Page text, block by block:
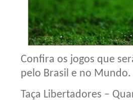
Confira os jogos que
pelo Brasil e no Mundo.
Taça Libertadores –